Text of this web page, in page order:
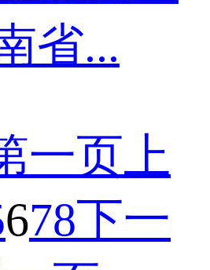
省...
一页上
678下一